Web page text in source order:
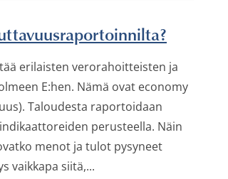
erilaisten verorahoitteisten ja
E:hen. Nämä ovat economy
Taloudesta raportoidaan
perusteella. Näin
menot ja tulot pysyneet
vaikkapa siitä,...